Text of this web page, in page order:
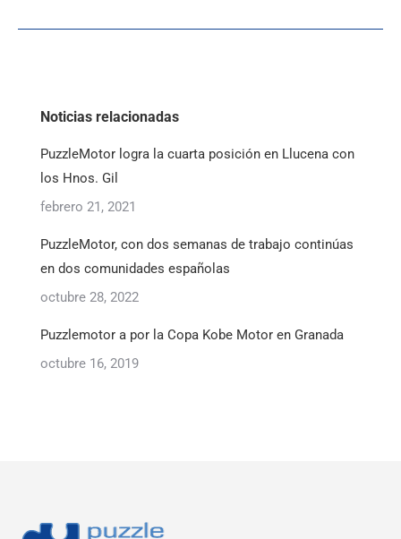
Noticias relacionadas
PuzzleMotor logra la cuarta posición en Llucena con
los Hnos. Gil
febrero 21, 2021
PuzzleMotor, con dos semanas de trabajo continúas
en dos comunidades españolas
octubre 28, 2022
Puzzlemotor a por la Copa Kobe Motor en Granada
octubre 16, 2019